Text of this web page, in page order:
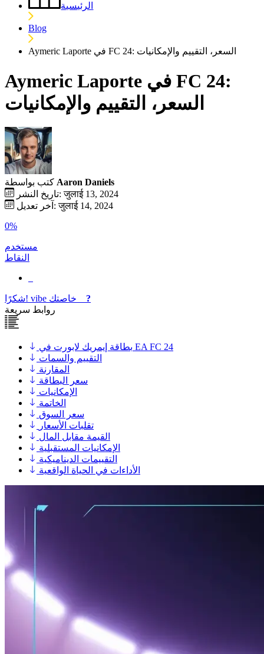
الرئيسية
Blog
Aymeric Laporte في FC 24: السعر، التقييم والإمكانيات
Aymeric Laporte في FC 24:
السعر، التقييم والإمكانيات
كتب بواسطة Aaron Daniels
تاريخ النشر: जुलाई 13, 2024
آخر تعديل: जुलाई 14, 2024
0%
مستخدم
النقاط
شكرًا! vibe
?
روابط سريعة
بطاقة إيمريك لابورت في EA FC 24
التقييم والسمات
المقارنة
سعر البطاقة
الإمكانيات
الخاتمة
سعر السوق
تقلبات الأسعار
القيمة مقابل المال
الإمكانيات المستقبلية
التقييمات الديناميكية
الأداءات في الحياة الواقعية